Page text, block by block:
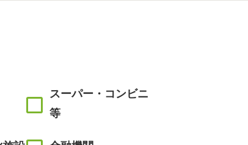
スーパー・コンビニ
等